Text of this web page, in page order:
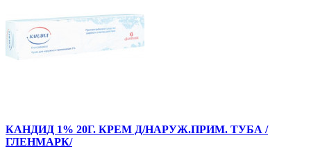
КАНДИД 1% 20Г. КРЕМ Д/НАРУЖ.ПРИМ. ТУБА /
ГЛЕНМАРК/